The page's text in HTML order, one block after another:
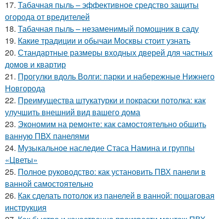
17. Табачная пыль – эффективное средство защиты
огорода от вредителей
18. Табачная пыль – незаменимый помощник в саду
19. Какие традиции и обычаи Москвы стоит узнать
20. Стандартные размеры входных дверей для частных
домов и квартир
21. Прогулки вдоль Волги: парки и набережные Нижнего
Новгорода
22. Преимущества штукатурки и покраски потолка: как
улучшить внешний вид вашего дома
23. Экономим на ремонте: как самостоятельно обшить
ванную ПВХ панелями
24. Музыкальное наследие Стаса Намина и группы
«Цветы»
25. Полное руководство: как установить ПВХ панели в
ванной самостоятельно
26. Как сделать потолок из панелей в ванной: пошаговая
инструкция